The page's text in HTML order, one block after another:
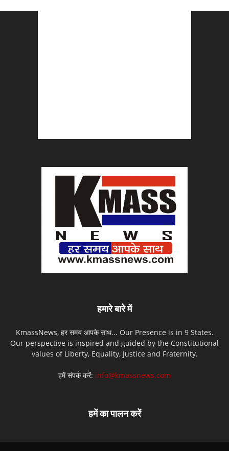
हमारे बारे में
KmassNews, हर समय आपके साथ... Our Presence is in 9 States.
Our perspective is inspired and guided by the Constitutional
values of Liberty, Equality, Justice and Fraternity.
हमें संपर्क करें: info@kmassnews.com
हमें का पालन करें